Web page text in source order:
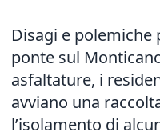
Disagi e polemiche
ponte sul
asfaltature, i
avviano una
l’isolamento di